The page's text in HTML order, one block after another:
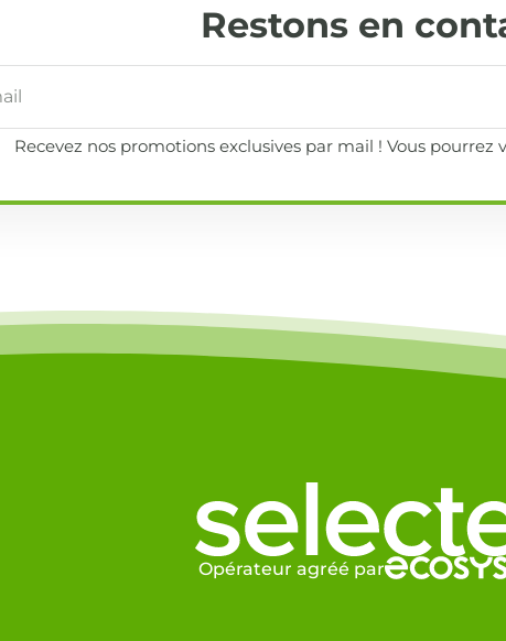
Restons en
Recevez nos promotions exclusives par mail ! Vous
Opérateur agréé par